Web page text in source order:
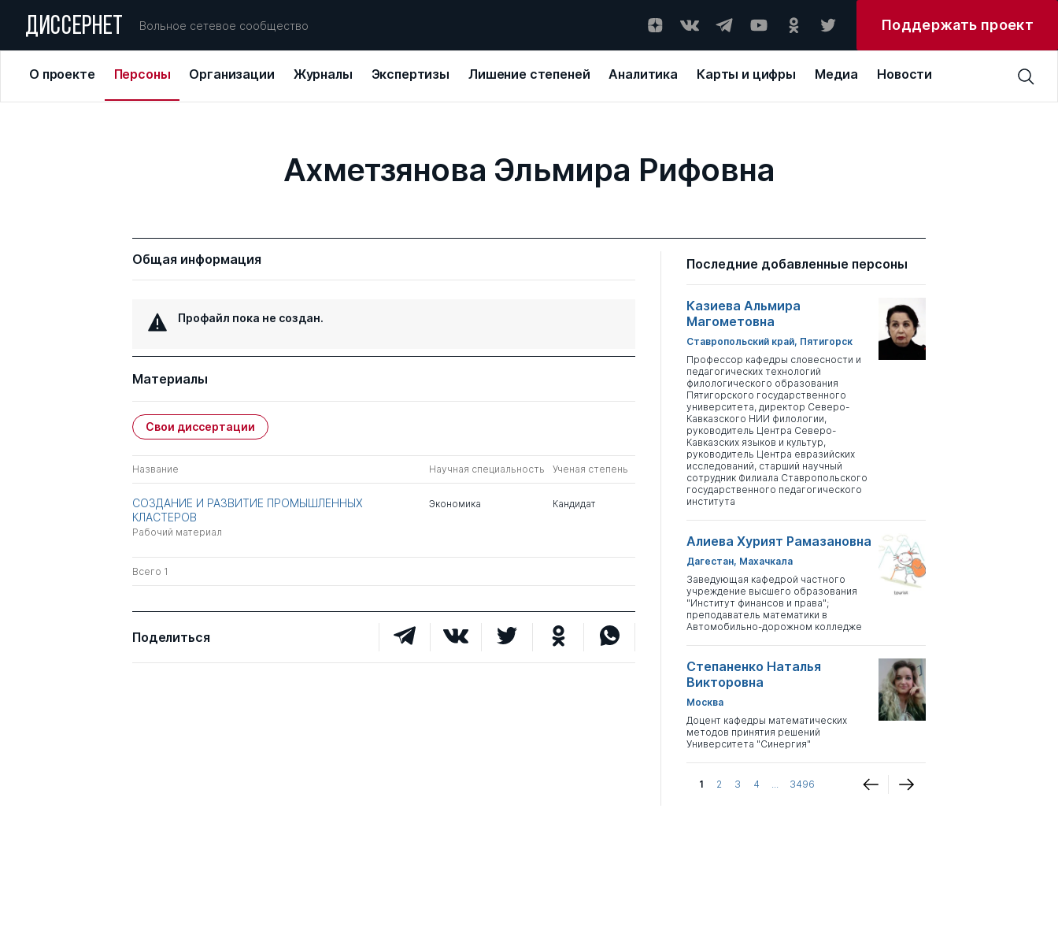
ДИССЕРНЕТ Вольное сетевое сообщество Поддержать проект
О проекте Персоны Организации Журналы Экспертизы Лишение степеней Аналитика Карты и цифры Медиа Новости
Ахметзянова Эльмира Рифовна
Общая информация
Профайл пока не создан.
Материалы
Свои диссертации
Название Научная специальность Ученая степень
СОЗДАНИЕ И РАЗВИТИЕ ПРОМЫШЛЕННЫХ
КЛАСТЕРОВ
Рабочий материал
Экономика Кандидат
Всего 1
Поделиться
Последние добавленные персоны
Казиева Альмира
Магометовна
Ставропольский край, Пятигорск
Профессор кафедры словесности и
педагогических технологий
филологического образования
Пятигорского государственного
университета, директор Северо-
Кавказского НИИ филологии,
руководитель Центра Северо-
Кавказских языков и культур,
руководитель Центра евразийских
исследований, старший научный
сотрудник Филиала Ставропольского
государственного педагогического
института
Алиева Хурият Рамазановна
Дагестан, Махачкала
Заведующая кафедрой частного
учреждение высшего образования
"Институт финансов и права";
преподаватель математики в
Автомобильно-дорожном колледже
Степаненко Наталья
Викторовна
Москва
Доцент кафедры математических
методов принятия решений
Университета "Синергия"
1 2 3 4 ... 3496